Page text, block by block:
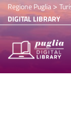
Regione Puglia>
DIGITAL LIBRARY